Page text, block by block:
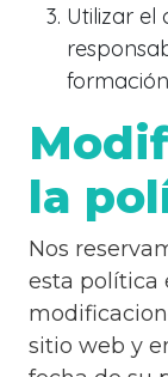
Utilizar el
la
Nos
esta política
sitio web y